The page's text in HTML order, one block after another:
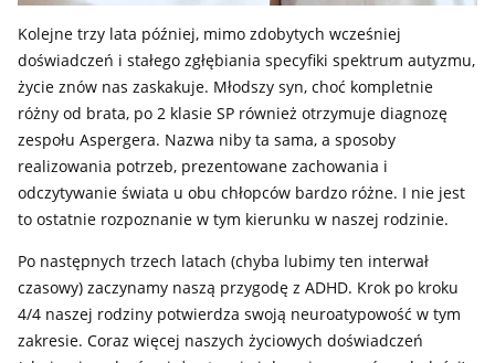
Kolejne trzy lata później, mimo zdobytych wcześniej
doświadczeń i stałego zgłębiania specyfiki spektrum autyzmu,
życie znów nas zaskakuje. Młodszy syn, choć kompletnie
różny od brata, po 2 klasie SP również otrzymuje diagnozę
zespołu Aspergera. Nazwa niby ta sama, a sposoby
realizowania potrzeb, prezentowane zachowania i
odczytywanie świata u obu chłopców bardzo różne. I nie jest
to ostatnie rozpoznanie w tym kierunku w naszej rodzinie.
Po następnych trzech latach (chyba lubimy ten interwał
czasowy) zaczynamy naszą przygodę z ADHD. Krok po kroku
4/4 naszej rodziny potwierdza swoją neuroatypowość w tym
zakresie. Coraz więcej naszych życiowych doświadczeń